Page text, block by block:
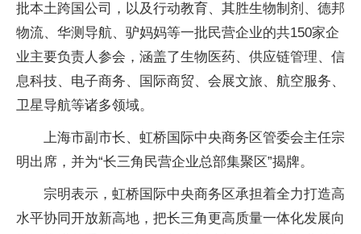
批本土跨国公司，以及行动教育、其胜生物制剂、德邦
物流、华测导航、驴妈妈等一批民营企业的共150家企
业主要负责人参会，涵盖了生物医药、供应链管理、信
息科技、电子商务、国际商贸、会展文旅、航空服务、
卫星导航等诸多领域。
上海市副市长、虹桥国际中央商务区管委会主任宗
明出席，并为“长三角民营企业总部集聚区”揭牌。
宗明表示，虹桥国际中央商务区承担着全力打造高
水平协同开放新高地，把长三角更高质量一体化发展向